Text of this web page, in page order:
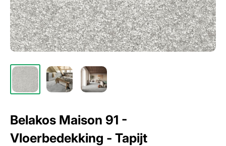
Belakos Maison 91 -
Vloerbedekking - Tapijt